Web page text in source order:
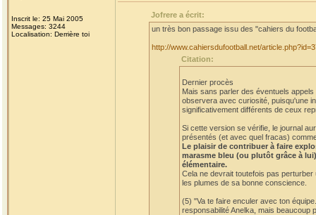
Inscrit le: 25 Mai 2005
Messages: 3244
Localisation: Derrière toi
Jofrere a écrit:
un très bon passage issu des "cahiers du
http://www.cahiersdufootball.net/
Citation:
Dernier procès
Mais sans parler des éventuels
observera avec curiosité, puisqu'une
significativement différents de ceux
Si cette version se vérifie, le journal
présentés (et avec quel fracas)
Le plaisir de contribuer à faire
marasme bleu (ou plutôt grâce à
élémentaire.
Cela ne devrait toutefois pas
les plumes de sa bonne conscience.
(5) "Va te faire enculer avec ton
responsabilité Anelka, mais beaucoup